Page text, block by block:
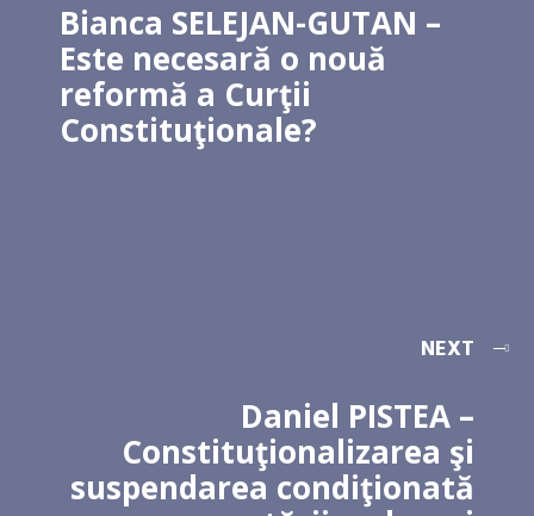
Bianca SELEJAN-GUTAN –
Este necesară o nouă
reformă a Curţii
Constituţionale?
NEXT
Daniel PISTEA –
Constituţionalizarea şi
suspendarea condiţionată